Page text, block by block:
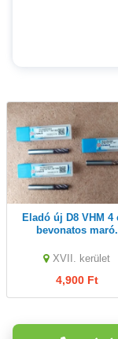
Eladó új D8 VHM 4 élű
bevonatos maró.
XVII. kerület
4,900 Ft